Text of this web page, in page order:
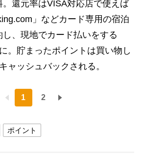
還元率はVISA対応店で使えば
」などカード専用の宿泊
、現地でカード払いをする
。貯まったポイントは買い物し
ャッシュバックされる。
1 2
ポイント